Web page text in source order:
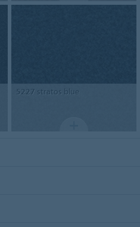
5227 stratos blue